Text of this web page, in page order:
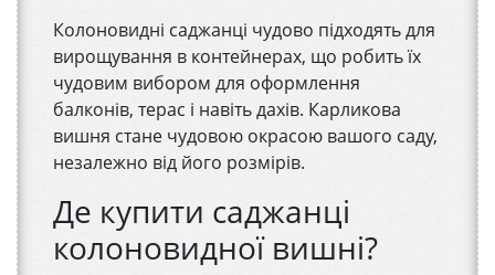
Колоновидні саджанці чудово підходять для
вирощування в контейнерах, що робить їх
чудовим вибором для оформлення
балконів, терас і навіть дахів. Карликова
вишня стане чудовою окрасою вашого саду,
незалежно від його розмірів.
Де купити саджанці
колоновидної вишні?